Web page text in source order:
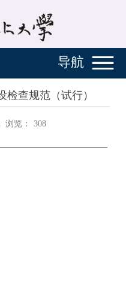
导航
检查规范（试行）
浏览： 308